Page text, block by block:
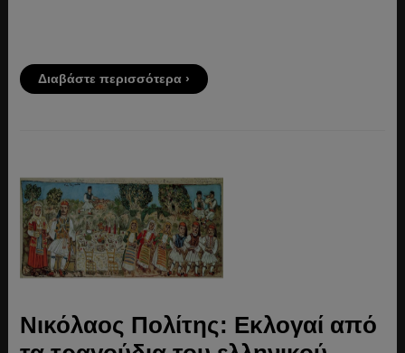
Διαβάστε περισσότερα ›
Νικόλαος Πολίτης: Εκλογαί από